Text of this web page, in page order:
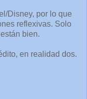
Disney, por lo que
reflexivas. Solo
bien.
en realidad dos.